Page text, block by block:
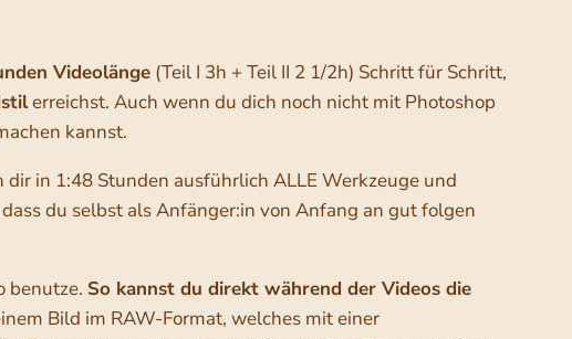
Videolänge (Teil I 3h + Teil II 2 1/2h) Schritt für Schritt,
erreichst. Auch wenn du dich noch nicht mit Photoshop
kannst.
dir in 1:48 Stunden ausführlich ALLE Werkzeuge und
du selbst als Anfänger:in von Anfang an gut folgen
benutze. So kannst du direkt während der Videos die
Bild im RAW-Format, welches mit einer